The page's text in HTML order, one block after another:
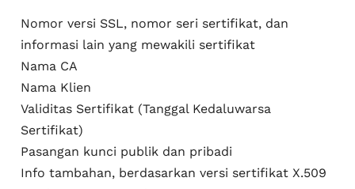
Nomor versi SSL, nomor seri sertifikat, dan
informasi lain yang mewakili sertifikat
Nama CA
Nama Klien
Validitas Sertifikat (Tanggal Kedaluwarsa
Sertifikat)
Pasangan kunci publik dan pribadi
Info tambahan, berdasarkan versi sertifikat X.509